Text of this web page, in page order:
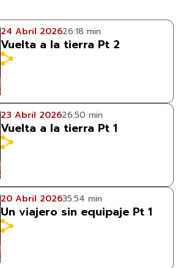
24 Abril 202626:18 min
Vuelta a la tierra Pt 2
23 Abril 202626:50 min
Vuelta a la tierra Pt 1
20 Abril 202635:54 min
Un viajero sin equipaje Pt 1